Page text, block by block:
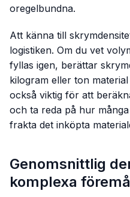
oregelbundna.
Att känna till
logistiken. Om du vet
fyllas igen, berättar
kilogram eller ton
också viktig för att
och ta reda på hur
frakta det inköpta
Genomsnittlig
komplexa